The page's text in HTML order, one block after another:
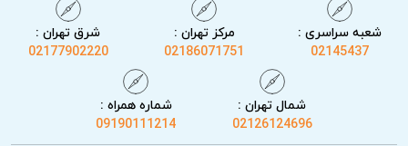
شعبه سراسری :
02145437
مرکز تهران :
02186071751
شرق تهران :
02177902220
شمال تهران :
02126124696
شماره همراه :
09190111214